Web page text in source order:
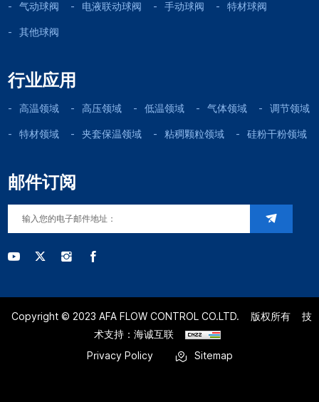
气动球阀 电液联动球阀 手动球阀 特材球阀
其他球阀
行业应用
高温领域 高压领域 低温领域 气体领域 调节领域
特材领域 夹套保温领域 粘稠颗粒领域 硅粉干粉领域
邮件订阅
Copyright © 2023 AFA FLOW CONTROL CO.LTD. 版权所有
技
术支持：海诚互联
Privacy Policy
Sitemap